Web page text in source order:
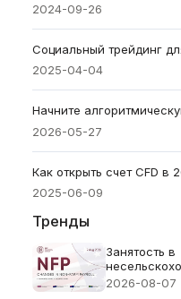
2024-09-26
2025-04-04
2026-05-27
2025-06-09
Тренды
Занятость в
секторе
2026-08-07